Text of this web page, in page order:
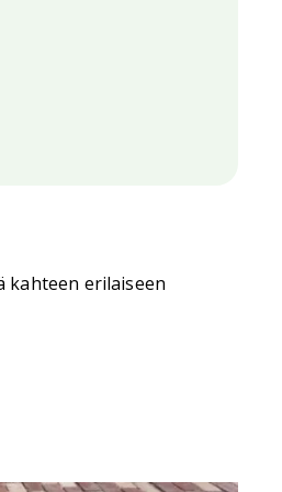
kahteen erilaiseen